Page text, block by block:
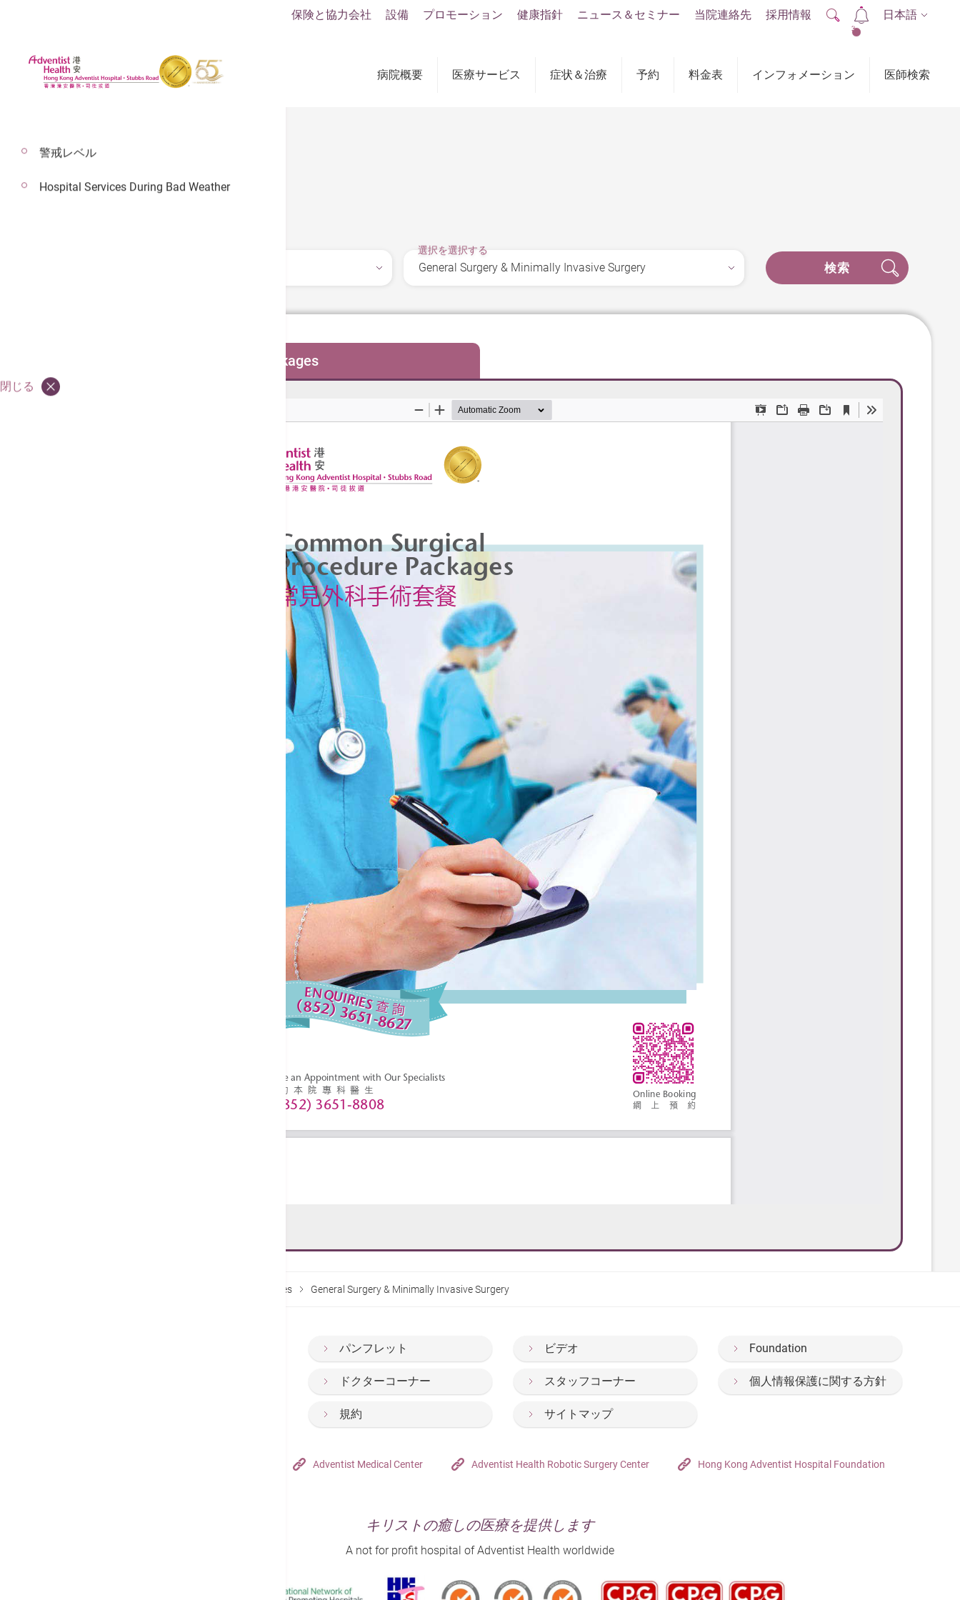
病院概要 医療サービス 症状＆治療 予約 料金表 インフォメーション 医師検索
保険と協力会社 設備 プロモーション 健康指針 ニュース＆セミナー 当院連絡先 採用情報
2
日本語
料金表
選択を選択する
検索
Common Surgical Procedure Packages
Services Fees & Packages General Surgery & Minimally Invasive Surgery
パンフレット ビデオ Foundation
ドクターコーナー スタッフコーナー 個人情報保護に関する方針
規約 サイトマップ
Adventist Medical Center Adventist Health Robotic Surgery Center Hong Kong Adventist Hospital Foundation
キリストの癒しの医療を提供します
A not for profit hospital of Adventist Health worldwide
警戒レベル
Hospital Services During Bad Weather
閉じる